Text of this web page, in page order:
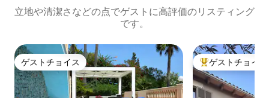
立地や清潔さなどの点でゲストに高評価のリスティング
です。
ゲストチョイス
ゲストチョイス 大好評のゲスト
ゲストチョイス